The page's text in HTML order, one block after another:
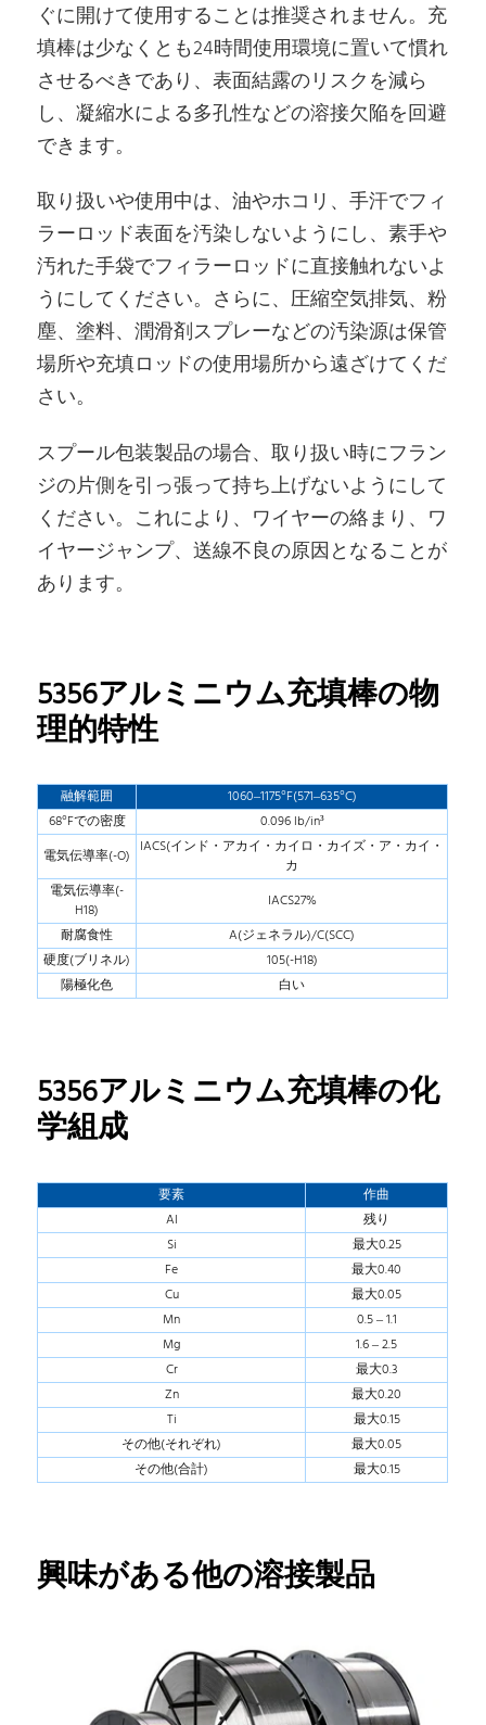
ぐに開けて使用することは推奨されません。充
填棒は少なくとも24時間使用環境に置いて慣れ
させるべきであり、表面結露のリスクを減ら
し、凝縮水による多孔性などの溶接欠陥を回避
できます。
取り扱いや使用中は、油やホコリ、手汗でフィ
ラーロッド表面を汚染しないようにし、素手や
汚れた手袋でフィラーロッドに直接触れないよ
うにしてください。さらに、圧縮空気排気、粉
塵、塗料、潤滑剤スプレーなどの汚染源は保管
場所や充填ロッドの使用場所から遠ざけてくだ
さい。
スプール包装製品の場合、取り扱い時にフラン
ジの片側を引っ張って持ち上げないようにして
ください。これにより、ワイヤーの絡まり、ワ
イヤージャンプ、送線不良の原因となることが
あります。
5356アルミニウム充填棒の物
理的特性
融解範囲
1060–1175°F(571–635°C)
68°Fでの密度
0.096 lb/in³
電気伝導率(-O) IACS(インド・アカイ・カイロ・カイズ・ア・カイ・
カ
電気伝導率(-
H18)
IACS27%
耐腐食性
A(ジェネラル)/C(SCC)
硬度(ブリネル)
105(-H18)
陽極化色
白い
5356アルミニウム充填棒の化
学組成
要素
作曲
Al
残り
Si
最大0.25
Fe
最大0.40
Cu
最大0.05
Mn
0.5 – 1.1
Mg
1.6 – 2.5
Cr
最大0.3
Zn
最大0.20
Ti
最大0.15
その他(それぞれ)
最大0.05
その他(合計)
最大0.15
興味がある他の溶接製品